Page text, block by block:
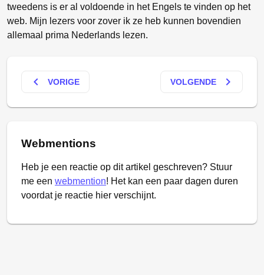
tweedens is er al voldoende in het Engels te vinden op het
web. Mijn lezers voor zover ik ze heb kunnen bovendien
allemaal prima Nederlands lezen.
keyboard_arrow_left VORIGE VOLGENDE keyboard_arrow_right
Webmentions
Heb je een reactie op dit artikel geschreven? Stuur
me een webmention! Het kan een paar dagen duren
voordat je reactie hier verschijnt.